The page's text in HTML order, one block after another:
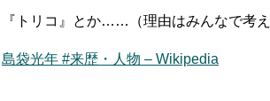
『トリコ』とか……（理由はみんなで考え
島袋光年 #来歴・人物 – Wikipedia